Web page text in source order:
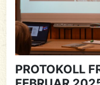
PROTOKOLL